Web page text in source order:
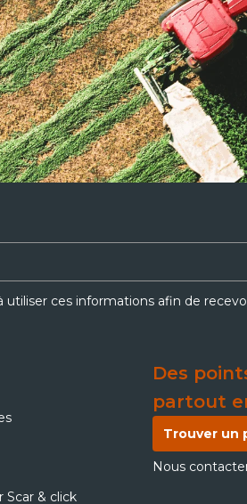
à utiliser ces informations afin de
Scar & click
Des
partout
Trouver un
Nous